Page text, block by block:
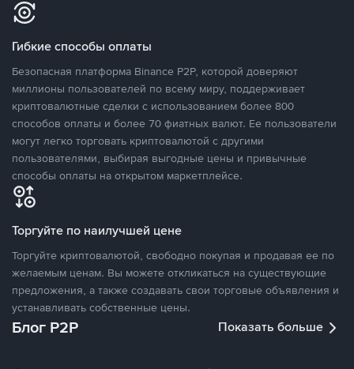
Гибкие способы оплаты
Безопасная платформа Binance P2P, которой доверяют
миллионы пользователей по всему миру, поддерживает
криптовалютные сделки с использованием более 800
способов оплаты и более 70 фиатных валют. Ее пользователи
могут легко торговать криптовалютой с другими
пользователями, выбирая выгодные цены и привычные
способы оплаты на открытом маркетплейсе.
Торгуйте по наилучшей цене
Торгуйте криптовалютой, свободно покупая и продавая ее по
желаемым ценам. Вы можете откликаться на существующие
предложения, а также создавать свои торговые объявления и
устанавливать собственные цены.
Блог P2P Показать больше